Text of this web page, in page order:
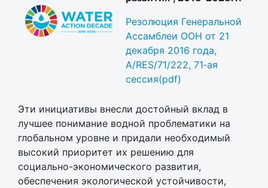
Резолюция Генеральной
Ассамблеи ООН от 21
декабря 2016 года,
A/RES/71/222, 71‐ая
сессия(pdf)
Эти инициативы внесли достойный вклад в
лучшее понимание водной проблематики на
глобальном уровне и придали необходимый
высокий приоритет их решению для
социально-экономического развития,
обеспечения экологической устойчивости,